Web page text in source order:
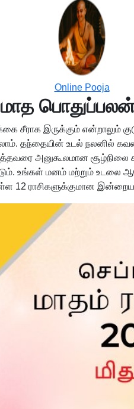
Online Pooja
மாத
சீராக இருக்கும் என்றாலும்
தந்தையின் உடல் நலனில்
அனுகூலமான சூழ்நிலை
உங்கள் மனம் மற்றும்
12 ராசிகளுக்குமான இன்றைய